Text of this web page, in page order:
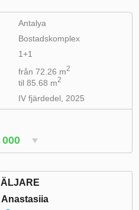
Antalya
Bostadskomplex
1+1
från 72.26 m2
til 85.68 m2
IV fjärdedel, 2025
000
Anastasiia